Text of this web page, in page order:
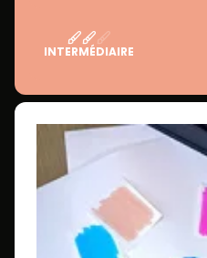
INTERMÉDIAIRE